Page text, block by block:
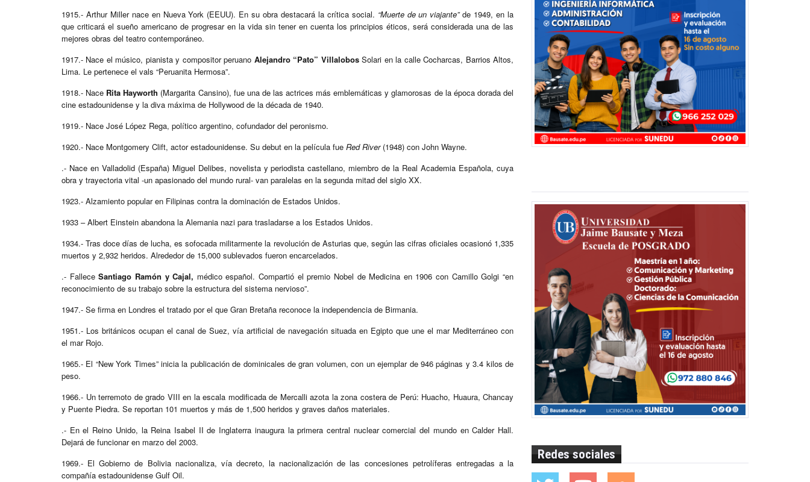
1915.- Arthur Miller nace en Nueva York (EEUU). En su obra destacará la crítica social. “Muerte de un viajante”de 1949, en la
que criticará el sueño americano de progresar en la vida sin tener en cuenta los principios éticos, será considerada una de las
mejores obras del teatro contemporáneo.
1917.- Nace el músico, pianista y compositor peruano Alejandro “Pato” VillalobosSolari en la calle Cocharcas, Barrios Altos,
Lima. Le pertenece el vals “Peruanita Hermosa”.
1918.- Nace Rita Hayworth (Margarita Cansino), fue una de las actrices más emblemáticas y glamorosas de la época dorada del
cine estadounidense y la diva máxima de Hollywood de la década de 1940.
1919.- Nace José López Rega, político argentino, cofundador del peronismo.
1920.- Nace Montgomery Clift, actor estadounidense. Su debut en la película fue Red River(1948) con John Wayne.
.- Nace en Valladolid (España) Miguel Delibes, novelista y periodista castellano, miembro de la Real Academia Española, cuya
obra y trayectoria vital -un apasionado del mundo rural- van paralelas en la segunda mitad del siglo XX.
1923.- Alzamiento popular en Filipinas contra la dominación de Estados Unidos.
1933 – Albert Einstein abandona la Alemania nazi para trasladarse a los Estados Unidos.
1934.- Tras doce días de lucha, es sofocada militarmente la revolución de Asturias que, según las cifras oficiales ocasionó 1,335
muertos y 2,932 heridos. Alrededor de 15,000 sublevados fueron encarcelados.
.- FalleceSantiago Ramón y Cajal, médico español. Compartió el premio Nobel de Medicina en 1906 con Camillo Golgi “en
reconocimiento de su trabajo sobre la estructura del sistema nervioso”.
1947.- Se firma en Londres el tratado por el que Gran Bretaña reconoce la independencia de Birmania.
1951.- Los británicos ocupan el canal de Suez, vía artificial de navegación situada en Egipto que une el mar Mediterráneo con
el mar Rojo.
1965.- El “New York Times” inicia la publicación de dominicales de gran volumen, con un ejemplar de 946 páginas y 3.4 kilos de
peso.
1966.- Un terremoto de grado VIII en la escala modificada de Mercalli azota la zona costera de Perú: Huacho, Huaura, Chancay
y Puente Piedra. Se reportan 101 muertos y más de 1,500 heridos y graves daños materiales.
.- En el Reino Unido, la Reina Isabel II de Inglaterra inaugura la primera central nuclear comercial del mundo en Calder Hall.
Dejará de funcionar en marzo del 2003.
1969.- El Gobierno de Bolivia nacionaliza, vía decreto, la nacionalización de las concesiones petrolíferas entregadas a la
compañía estadounidense Gulf Oil.
Redes sociales